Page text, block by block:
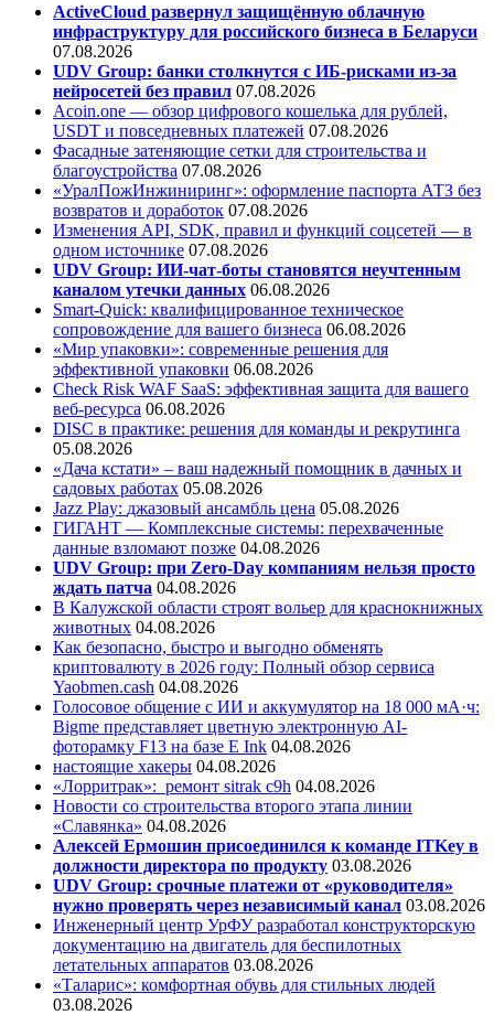
ActiveCloud развернул защищённую облачную
инфраструктуру для российского бизнеса в Беларуси
07.08.2026
UDV Group: банки столкнутся с ИБ-рисками из-за
нейросетей без правил 07.08.2026
Acoin.one — обзор цифрового кошелька для рублей,
USDT и повседневных платежей 07.08.2026
Фасадные затеняющие сетки для строительства и
благоустройства 07.08.2026
«УралПожИнжиниринг»: оформление паспорта АТЗ без
возвратов и доработок 07.08.2026
Изменения API, SDK, правил и функций соцсетей — в
одном источнике 07.08.2026
UDV Group: ИИ-чат-боты становятся неучтенным
каналом утечки данных 06.08.2026
Smart-Quick: квалифицированное техническое
сопровождение для вашего бизнеса 06.08.2026
«Мир упаковки»: современные решения для
эффективной упаковки 06.08.2026
Check Risk WAF SaaS: эффективная защита для вашего
веб-ресурса 06.08.2026
DISC в практике: решения для команды и рекрутинга
05.08.2026
«Дача кстати» – ваш надежный помощник в дачных и
садовых работах 05.08.2026
Jazz Play: джазовый ансамбль цена 05.08.2026
ГИГАНТ — Комплексные системы: перехваченные
данные взломают позже 04.08.2026
UDV Group: при Zero-Day компаниям нельзя просто
ждать патча 04.08.2026
В Калужской области строят вольер для краснокнижных
животных 04.08.2026
Как безопасно, быстро и выгодно обменять
криптовалюту в 2026 году: Полный обзор сервиса
Yaobmen.cash 04.08.2026
Голосовое общение с ИИ и аккумулятор на 18 000 мА·ч:
Bigme представляет цветную электронную AI-
фоторамку F13 на базе E Ink 04.08.2026
настоящие хакеры 04.08.2026
«Лорритрак»: ремонт sitrak c9h 04.08.2026
Новости со строительства второго этапа линии
«Славянка» 04.08.2026
Алексей Ермошин присоединился к команде ITKey в
должности директора по продукту 03.08.2026
UDV Group: срочные платежи от «руководителя»
нужно проверять через независимый канал 03.08.2026
Инженерный центр УрФУ разработал конструкторскую
документацию на двигатель для беспилотных
летательных аппаратов 03.08.2026
«Таларис»: комфортная обувь для стильных людей
03.08.2026